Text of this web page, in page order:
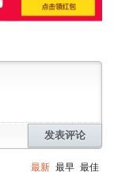
发表评论
最新 最早 最佳